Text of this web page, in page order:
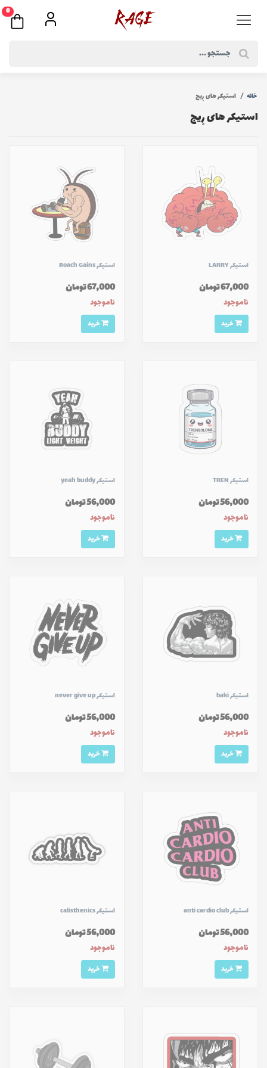
0
خانه استیکر های رِیج
استیکر های رِیج
استیکر LARRY
67,000 تومان
ناموجود
استیکر Roach Gains
67,000 تومان
ناموجود
استیکر TREN
56,000 تومان
ناموجود
استیکر yeah buddy
56,000 تومان
ناموجود
استیکر baki
56,000 تومان
ناموجود
استیکر never give up
56,000 تومان
ناموجود
استیکر anti cardio club
56,000 تومان
ناموجود
استیکر calisthenics
56,000 تومان
ناموجود